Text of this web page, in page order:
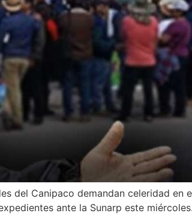
del Canipaco demandan celeridad en
ante la Sunarp este miércoles.